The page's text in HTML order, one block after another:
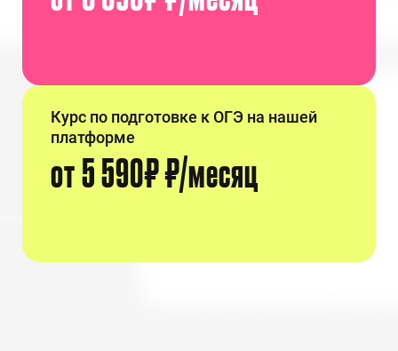
Курс по подготовке к ОГЭ на нашей
платформе
от 5 590₽ ₽/месяц